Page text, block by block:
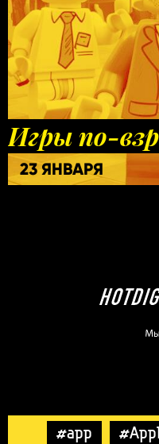
Игры по-
23 ЯНВАРЯ
#app